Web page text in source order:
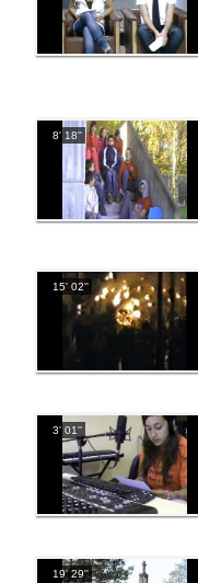
8' 18''
15' 02''
3' 01''
19' 29''